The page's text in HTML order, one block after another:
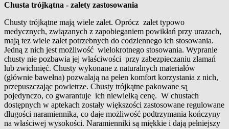
Chusta trójkątna - zalety zastosowania
Chusty trójkątne mają wiele zalet. Oprócz zalet typowo
medycznych, związanych z zapobieganiem powikłań przy urazach,
mają tez wiele zalet potrzebnych do codziennego ich stosowania.
Jedną z nich jest możliwość wielokrotnego stosowania. Wypranie
chusty nie pozbawia jej właściwości przy zabezpieczaniu złamań
lub zwichnięć. Chusty wykonane z naturalnych materiałów
(głównie bawełna) pozwalają na pełen komfort korzystania z nich,
przepuszczając powietrze. Chusty trójkątne pakowane są
pojedynczo, co gwarantuje ich niewielką cenę. W chustach
dostępnych w aptekach zostały większości zastosowane regulowane
długości naramiennika, co daje możliwość podtrzymania kończyny
na właściwej wysokości. Naramienniki są miękkie i dają pełniejszy